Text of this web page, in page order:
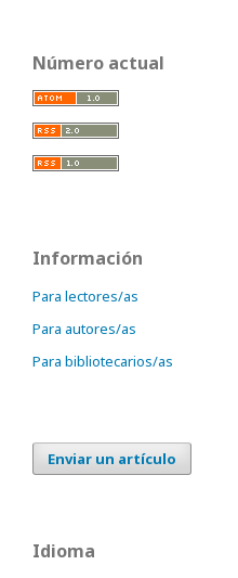
Número actual
Información
Para lectores/as
Para autores/as
Para bibliotecarios/as
Enviar un artículo
Idioma